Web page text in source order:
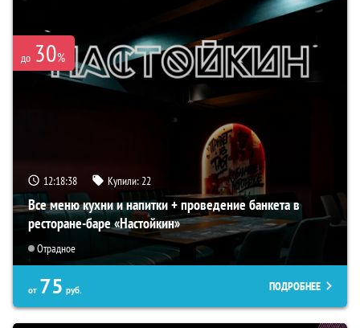
до 30%
12:18:37 Купили:22
Все меню кухни и напитки + проведение банкета в
ресторане-баре «Настойкин»
Отрадное
от 75 руб. ПОДРОБНЕЕ